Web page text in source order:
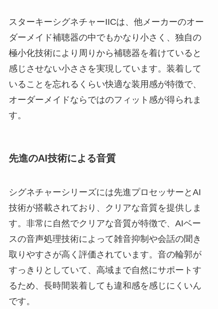
スターキーシグネチャーIICは、他メーカーのオー
ダーメイド補聴器の中でもかなり小さく、独自の
極小化技術により周りから補聴器を着けていると
感じさせない小ささを実現しています。装着して
いることを忘れるくらい快適な装用感が特徴で、
オーダーメイドならではのフィット感が得られま
す。
先進のAI技術による音質
シグネチャーシリーズには先進プロセッサーとAI
技術が搭載されており、クリアな音質を提供しま
す。非常に自然でクリアな音質が特徴で、AIベー
スの音声処理技術によって雑音抑制や会話の聞き
取りやすさが高く評価されています。音の輪郭が
すっきりとしていて、高域まで自然にサポートす
るため、長時間装着しても違和感を感じにくいん
です。